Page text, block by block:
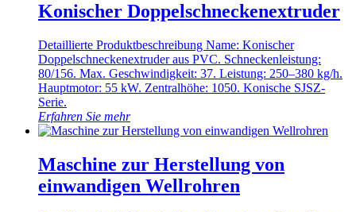
Konischer Doppelschneckenextruder
Detaillierte Produktbeschreibung Name: Konischer
Doppelschneckenextruder aus PVC. Schneckenleistung:
80/156. Max. Geschwindigkeit: 37. Leistung: 250–380 kg/h.
Hauptmotor: 55 kW. Zentralhöhe: 1050. Konische SJSZ-
Serie.
Erfahren Sie mehr
Maschine zur Herstellung von
einwandigen Wellrohren